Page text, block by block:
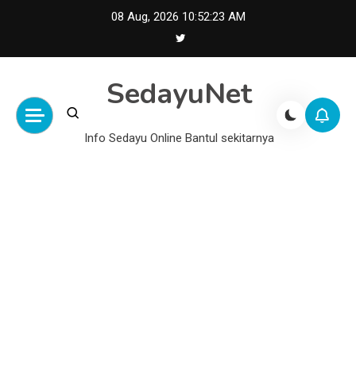
08 Aug, 2026 10:52:24 AM
SedayuNet
Info Sedayu Online Bantul sekitarnya